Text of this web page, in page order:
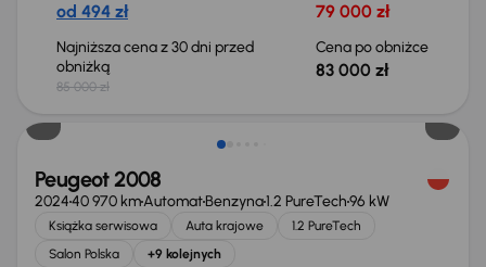
od 494 zł 79 000 zł
Najniższa cena z 30 dni przed
obniżką
85 000 zł
Cena po obniżce
83 000 zł
Taniej o 2 000 zł
Peugeot 2008
202440 970 kmAutomatBenzyna1.2 PureTech96 kW
Książka serwisowa Auta krajowe
1.2 PureTech
Salon Polska
+9 kolejnych